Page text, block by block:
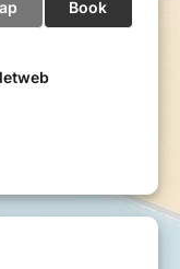
n° 2 en sol
n° 3 en la
n° 5 en ré